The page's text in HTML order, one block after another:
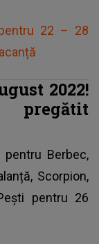
22 – 28
2022!
Berbec,
Scorpion,
pentru 26